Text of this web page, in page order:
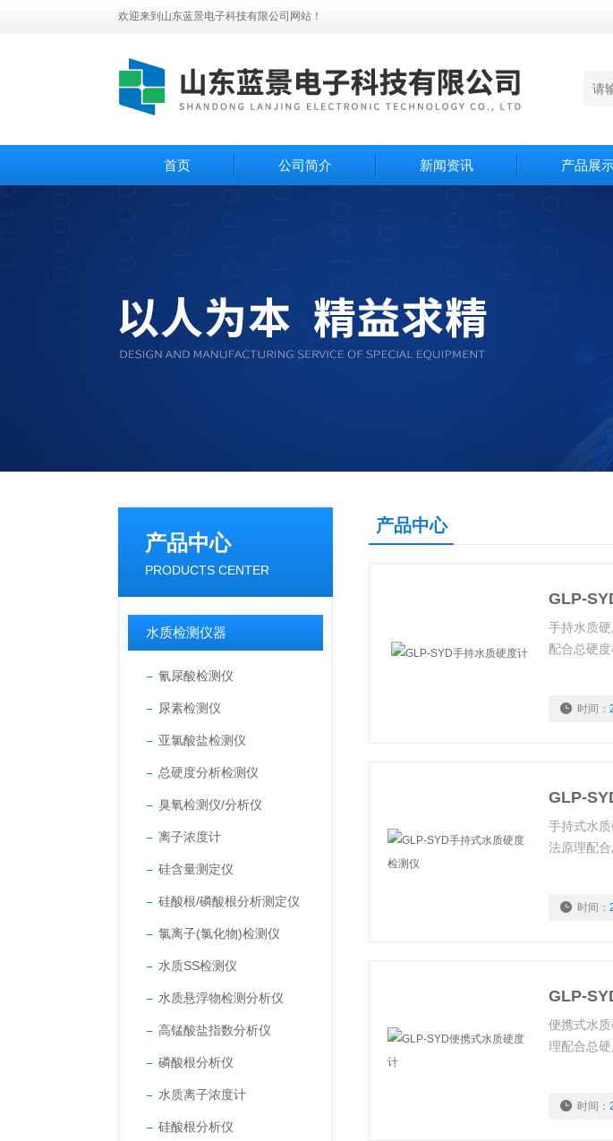
欢迎来到山东蓝景电子科技有限公司网站！
首页 公司简介 新闻资讯 产品展
产品中心
PRODUCTS CENTER
水质检测仪器
氰尿酸检测仪
尿素检测仪
亚氯酸盐检测仪
总硬度分析检测仪
臭氧检测仪/分析仪
离子浓度计
硅含量测定仪
硅酸根/磷酸根分析测定仪
氯离子(氯化物)检测仪
水质SS检测仪
水质悬浮物检测分析仪
高锰酸盐指数分析仪
磷酸根分析仪
水质离子浓度计
硅酸根分析仪
产品中心
GLP-
手持水质
配合总硬
时间：
GLP-
手持式水
法原理配
时间：
GLP-
便携式水
理配合总
时间：